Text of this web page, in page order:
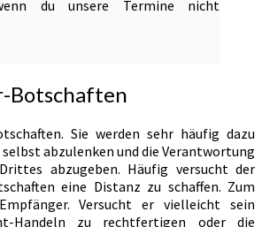
du unsere Termine nicht
Botschaften
Sie werden sehr häufig dazu
abzulenken und die Verantwortung
abzugeben. Häufig versucht der
eine Distanz zu schaffen. Zum
Versucht er vielleicht sein
Handeln zu rechtfertigen oder die